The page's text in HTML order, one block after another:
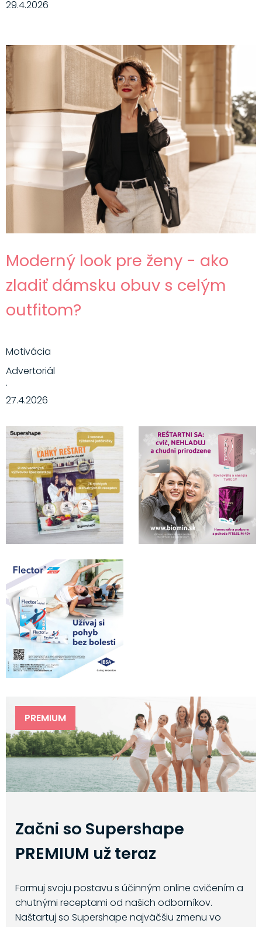
29.4.2026
Moderný look pre ženy - ako
zladiť dámsku obuv s celým
outfitom?
Motivácia
Advertoriál
·
27.4.2026
PREMIUM
Začni so Supershape
PREMIUM už teraz
Formuj svoju postavu s účinným online cvičením a
chutnými receptami od našich odborníkov.
Naštartuj so Supershape najväčšiu zmenu vo